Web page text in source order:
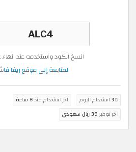
انسخ الكود واستخدمه عند انهاء
المتابعة إلى موقع ريفا
30 استخدام اليوم اخر استخدام منذ 8 ساعة
اخر توفير 39 ريال سعودي